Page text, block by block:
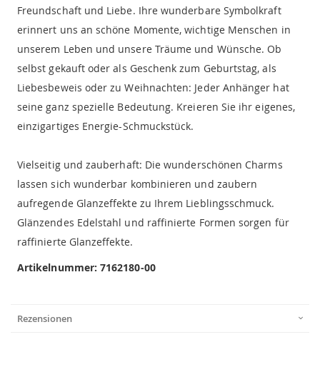
Freundschaft und Liebe. Ihre wunderbare Symbolkraft
erinnert uns an schöne Momente, wichtige Menschen in
unserem Leben und unsere Träume und Wünsche. Ob
selbst gekauft oder als Geschenk zum Geburtstag, als
Liebesbeweis oder zu Weihnachten: Jeder Anhänger hat
seine ganz spezielle Bedeutung. Kreieren Sie ihr eigenes,
einzigartiges Energie-Schmuckstück.
Vielseitig und zauberhaft: Die wunderschönen Charms
lassen sich wunderbar kombinieren und zaubern
aufregende Glanzeffekte zu Ihrem Lieblingsschmuck.
Glänzendes Edelstahl und raffinierte Formen sorgen für
raffinierte Glanzeffekte.
Artikelnummer:7162180-00
Rezensionen